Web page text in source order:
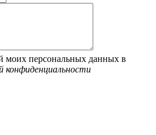
моих персональных данных в
конфиденциальности